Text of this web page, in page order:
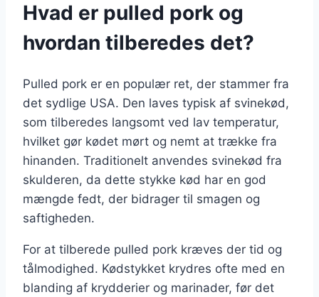
Hvad er pulled pork og
hvordan tilberedes det?
Pulled pork er en populær ret, der stammer fra
det sydlige USA. Den laves typisk af svinekød,
som tilberedes langsomt ved lav temperatur,
hvilket gør kødet mørt og nemt at trække fra
hinanden. Traditionelt anvendes svinekød fra
skulderen, da dette stykke kød har en god
mængde fedt, der bidrager til smagen og
saftigheden.
For at tilberede pulled pork kræves der tid og
tålmodighed. Kødstykket krydres ofte med en
blanding af krydderier og marinader, før det